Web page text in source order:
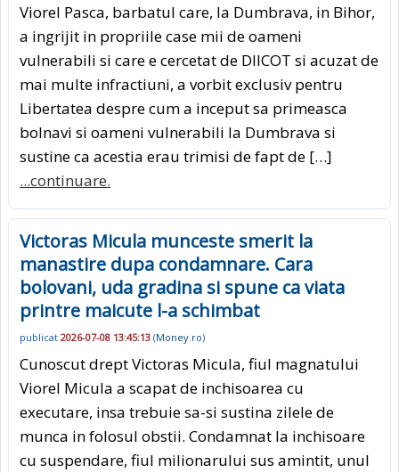
Viorel Pasca, barbatul care, la Dumbrava, in Bihor,
a ingrijit in propriile case mii de oameni
vulnerabili si care e cercetat de DIICOT si acuzat de
mai multe infractiuni, a vorbit exclusiv pentru
Libertatea despre cum a inceput sa primeasca
bolnavi si oameni vulnerabili la Dumbrava si
sustine ca acestia erau trimisi de fapt de […]
...continuare.
Victoras Micula munceste smerit la
manastire dupa condamnare. Cara
bolovani, uda gradina si spune ca viata
printre maicute l-a schimbat
publicat 2026-07-08 13:45:13 (Money.ro)
Cunoscut drept Victoras Micula, fiul magnatului
Viorel Micula a scapat de inchisoarea cu
executare, insa trebuie sa-si sustina zilele de
munca in folosul obstii. Condamnat la inchisoare
cu suspendare, fiul milionarului sus amintit, unul